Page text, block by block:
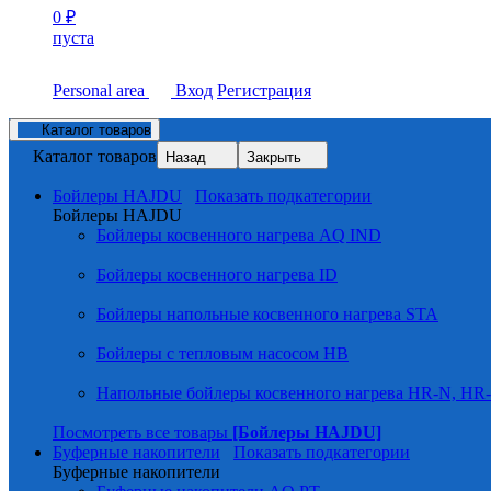
0 ₽
пуста
Personal area Вход Регистрация
Каталог товаров
Каталог товаров Назад Закрыть
Бойлеры HAJDU
Показать подкатегории
Бойлеры HAJDU
Бойлеры косвенного нагрева AQ IND
Бойлеры косвенного нагрева ID
Бойлеры напольные косвенного нагрева STA
Бойлеры с тепловым насосом HB
Напольные бойлеры косвенного нагрева HR-N,
Посмотреть все товары [Бойлеры HAJDU]
Буферные накопители
Показать подкатегории
Буферные накопители